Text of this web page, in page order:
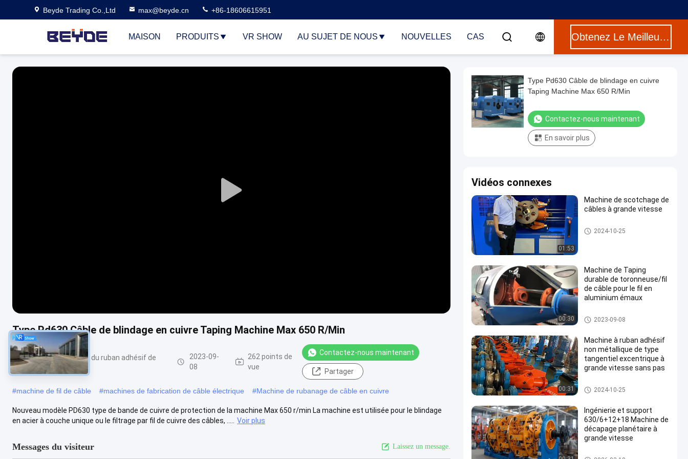
Beyde Trading Co.,Ltd max@beyde.cn +86-18606615951
MAISON PRODUITS VR SHOW AU SUJET DE NOUS NOUVELLES CAS Obtenez Le Meilleur Prix
Play
Type Pd630 Câble de blindage en cuivre Taping Machine Max 650 R/Min
Machine attachante du ruban adhésif de
câble
2023-09-
08
262 points de
vue
Contactez-nous maintenant
Partager
#machine de fil de câble #machines de fabrication de câble électrique #Machine de rubanage de câble en cuivre
Nouveau modèle PD630 type de bande de cuivre de protection de la machine Max 650 r/min La machine est utilisée pour le blindage
en acier à couche unique ou le filtrage par fil de cuivre des câbles, .....
Voir plus
Messages du visiteur Laissez un message.
Type Pd630 Câble de blindage en cuivre
Taping Machine Max 650 R/Min
Contactez-nous maintenant
En savoir plus
Vidéos connexes
01:53
Machine de scotchage de
câbles à grande vitesse
Machine attachante du ruban
adhésif de câble
2024-10-25
00:30
Machine de Taping
durable de toronneuse/fil
de câble pour le fil en
aluminium émaux
Machine attachante du ruban
adhésif de câble
2023-09-08
00:31
Machine à ruban adhésif
non métallique de type
tangentiel excentrique à
grande vitesse sans pas
Machine attachante du ruban
adhésif de câble
2024-10-25
Ingénierie et support
630/6+12+18 Machine de
décapage planétaire à
grande vitesse
toronneuse planétaire